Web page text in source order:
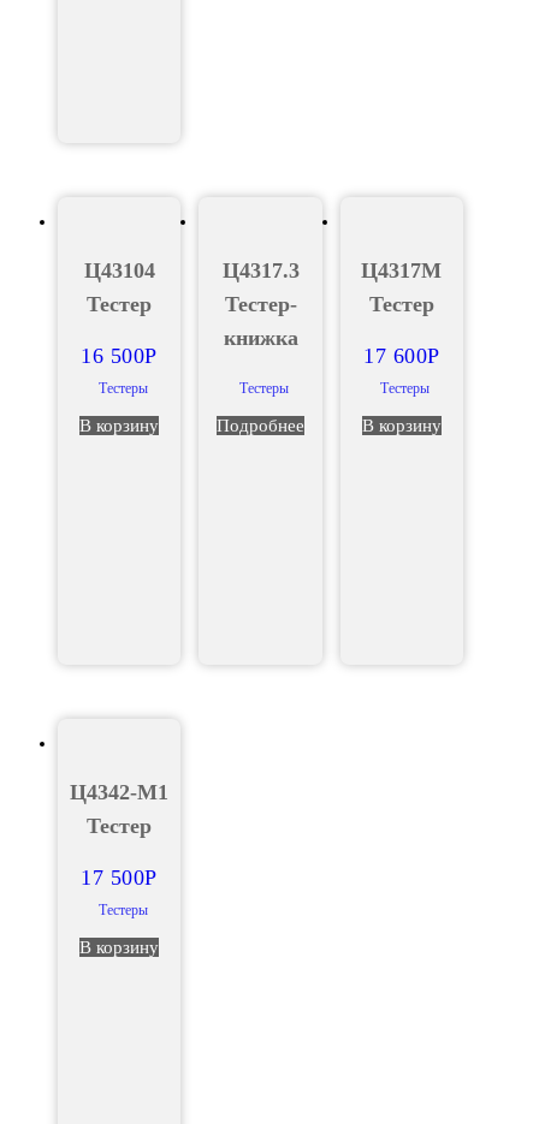
Ц43104
Тестер
16 500Р
Тестеры
В корзину
Ц4317.3
Тестер-
книжка
Тестеры
Подробнее
Ц4317М
Тестер
17 600Р
Тестеры
В корзину
Ц4342-М1
Тестер
17 500Р
Тестеры
В корзину